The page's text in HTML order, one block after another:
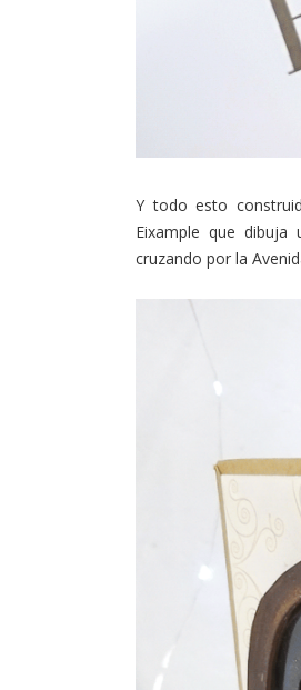
Y todo esto
Eixample que dibuja
cruzando por la